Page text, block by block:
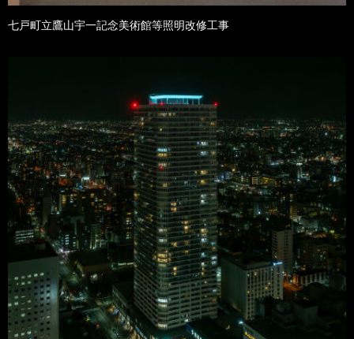
七戸町立鷹山宇一記念美術館等照明改修工事